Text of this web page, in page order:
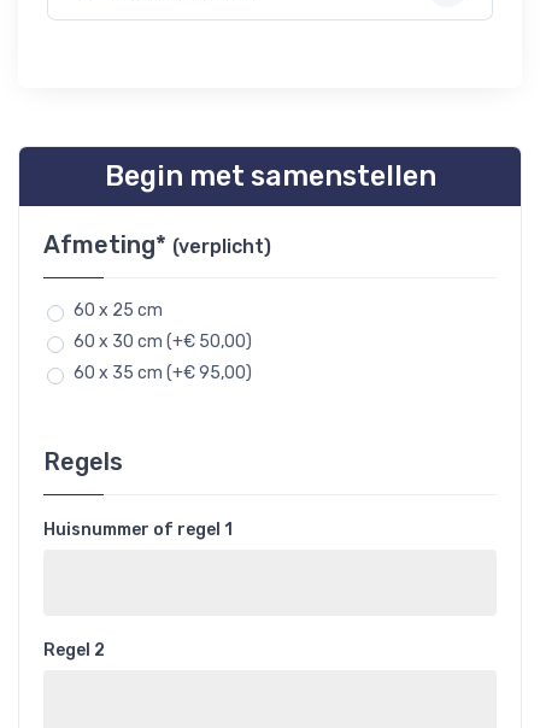
Begin met samenstellen
Afmeting* (verplicht)
60 x 25 cm
60 x 30 cm (+€ 50,00)
60 x 35 cm (+€ 95,00)
Regels
Huisnummer of regel 1
Regel 2